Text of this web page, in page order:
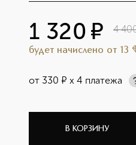
1 320 ¤ 4
будет начислено от 13
от 330 ¤ х 4 платежа
В КОРЗИНУ